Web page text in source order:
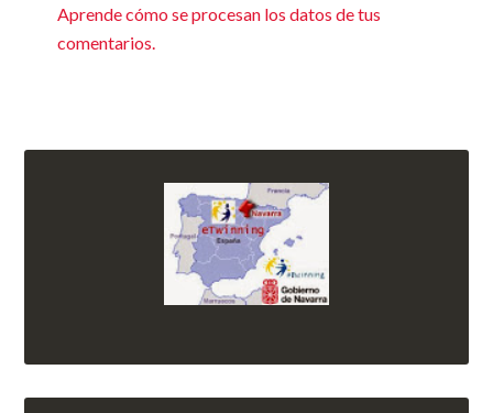
Aprende cómo se procesan los datos de tus
comentarios.